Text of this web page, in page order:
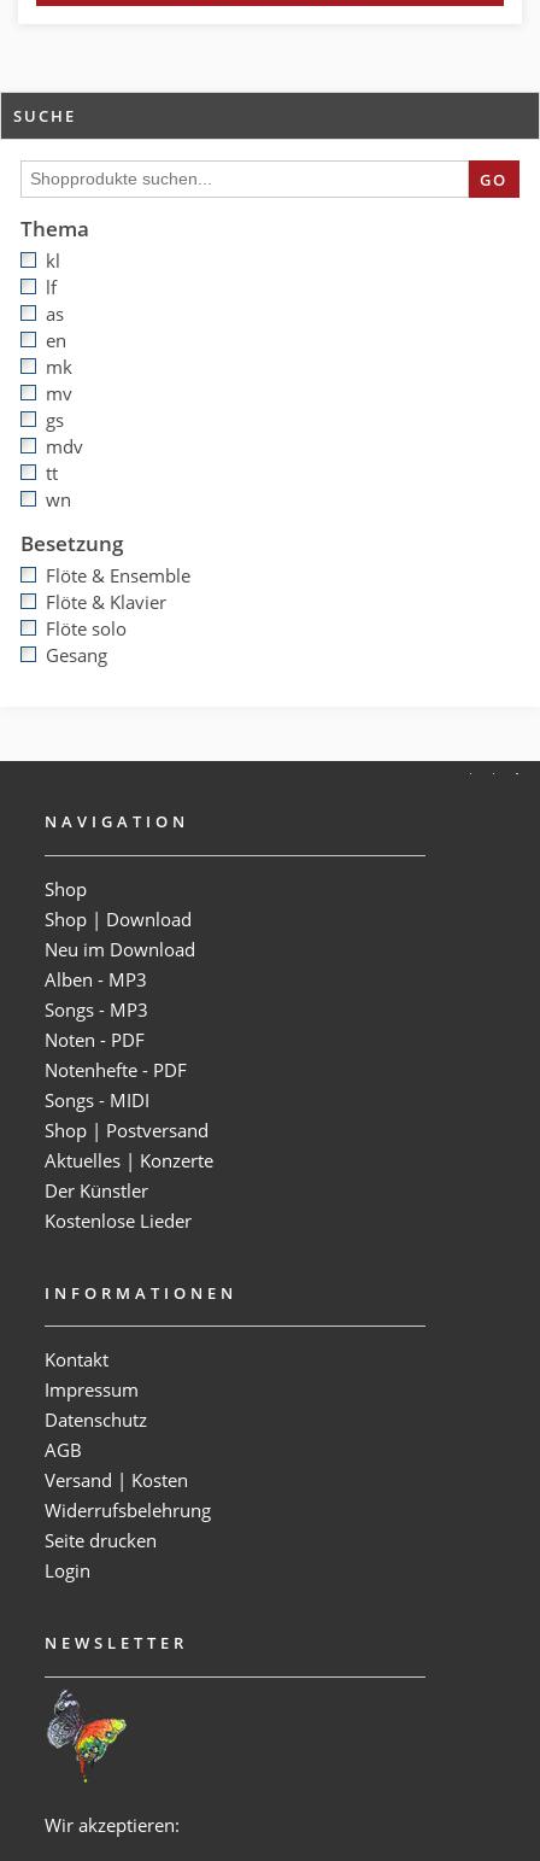
SUCHE
GO
Thema
kl
lf
as
en
mk
mv
gs
mdv
tt
wn
Besetzung
Flöte & Ensemble
Flöte & Klavier
Flöte solo
Gesang
NAVIGATION
Shop
Shop | Download
Neu im Download
Alben - MP3
Songs - MP3
Noten - PDF
Notenhefte - PDF
Songs - MIDI
Shop | Postversand
Aktuelles | Konzerte
Der Künstler
Kostenlose Lieder
INFORMATIONEN
Kontakt
Impressum
Datenschutz
AGB
Versand | Kosten
Widerrufsbelehrung
Seite drucken
Login
NEWSLETTER
Wir akzeptieren: